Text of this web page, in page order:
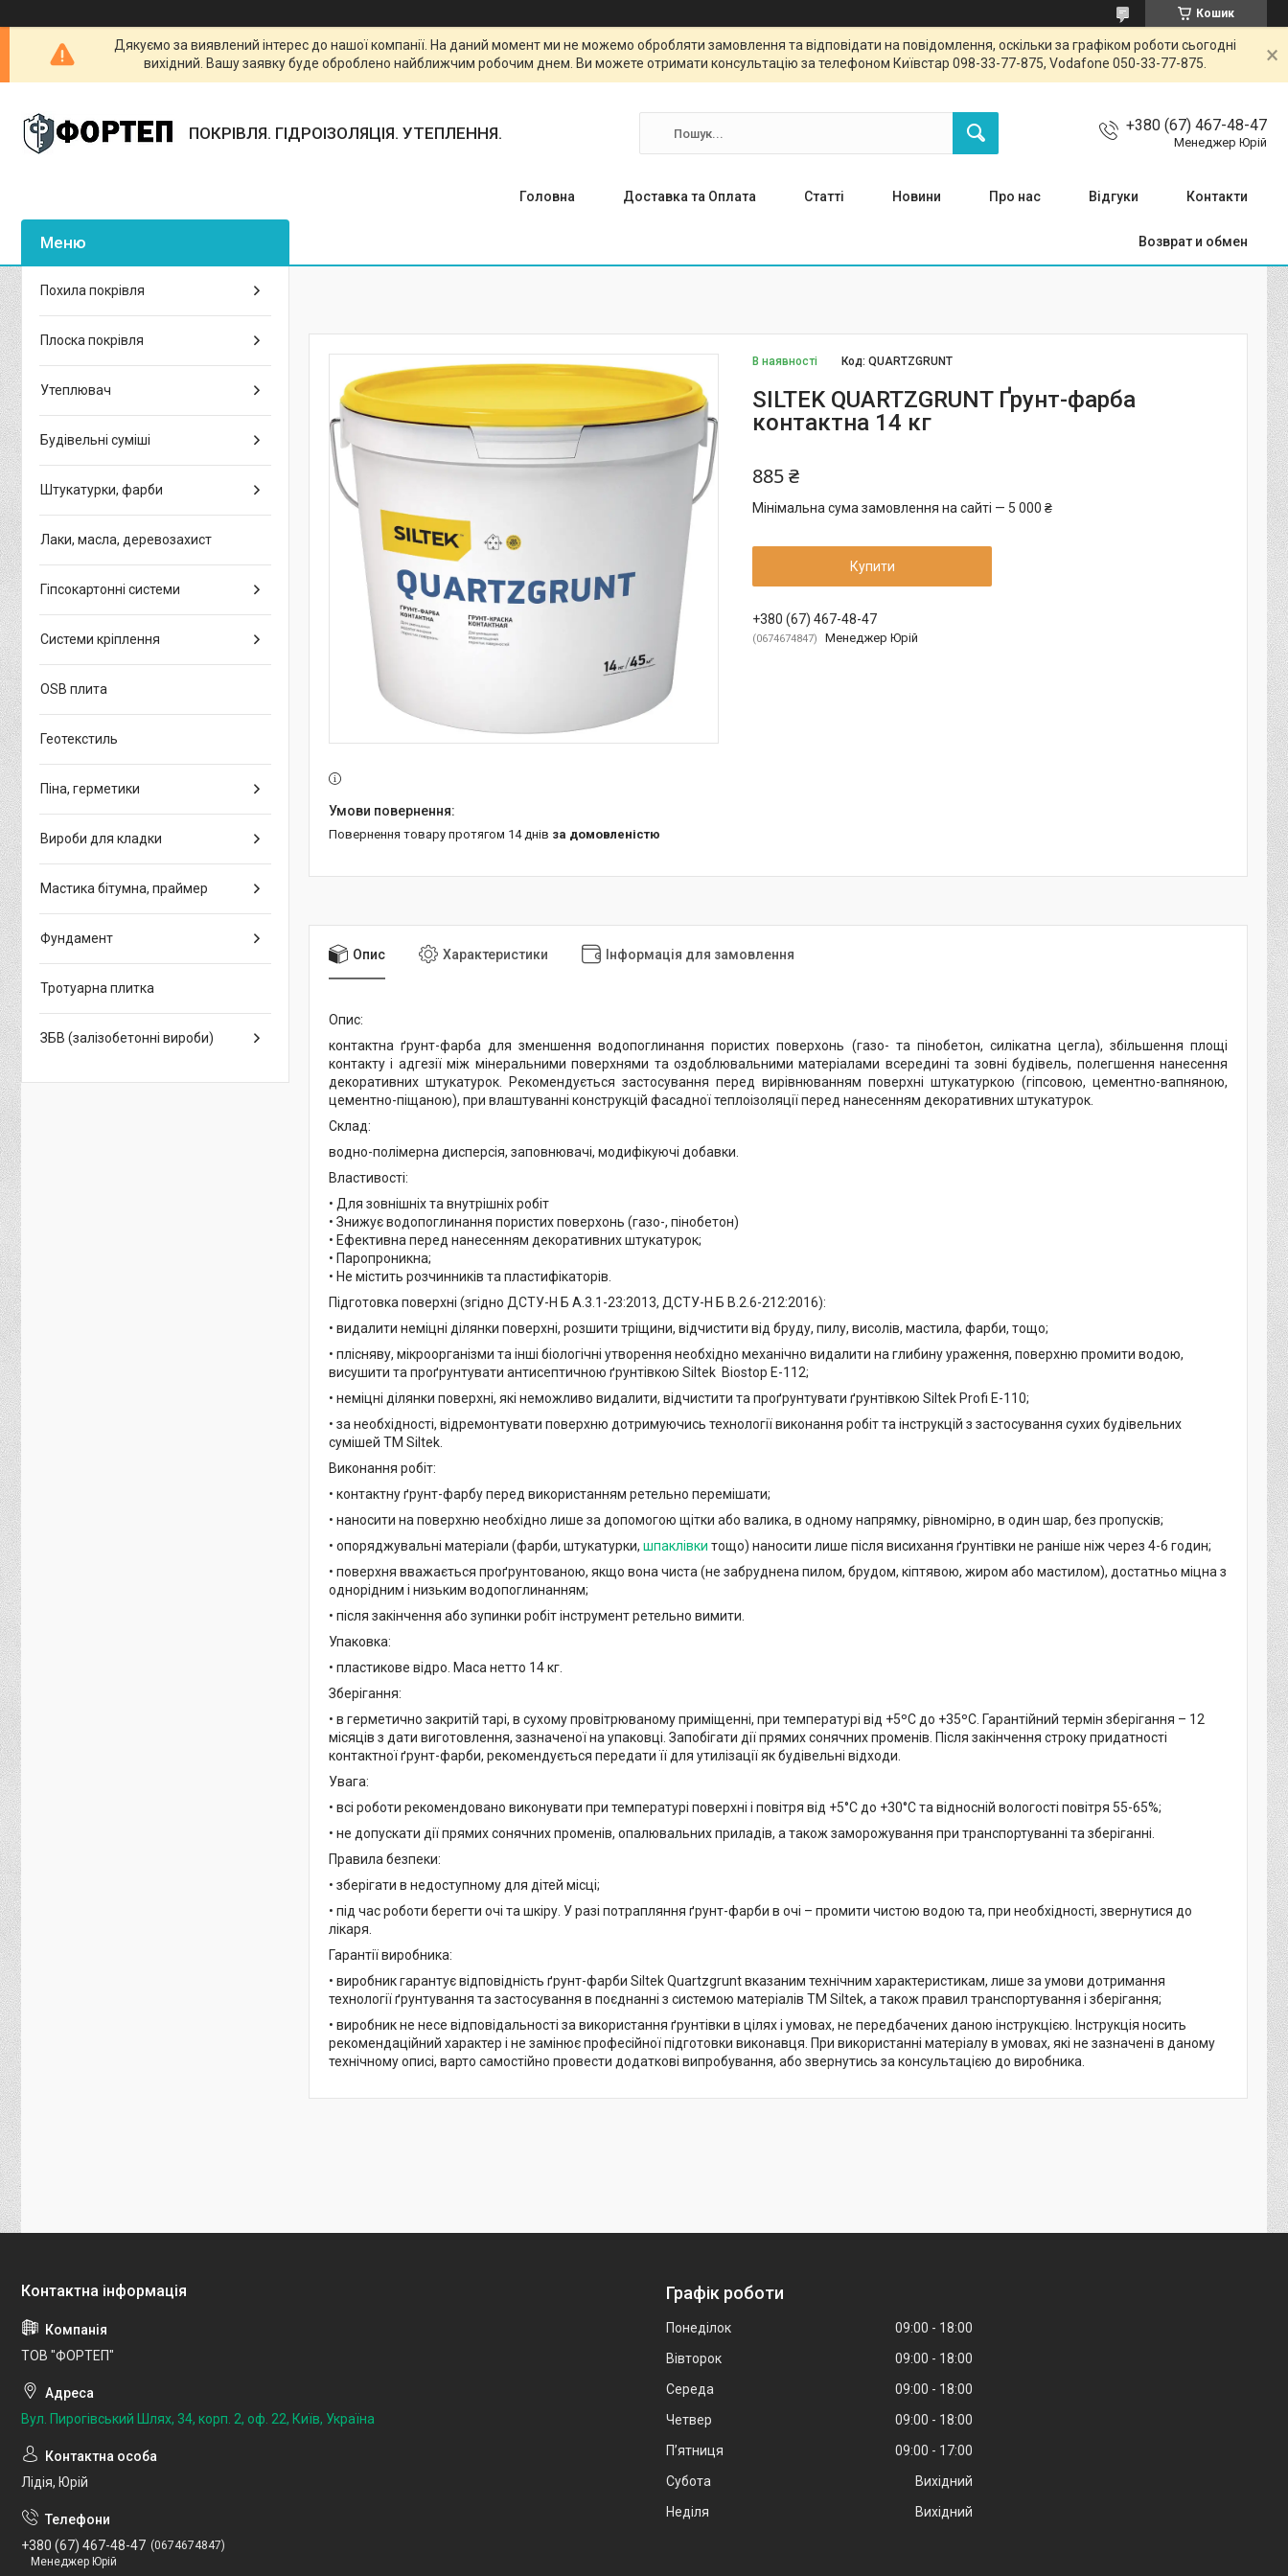
Кошик
Дякуємо за виявлений інтерес до нашої компанії. На даний момент ми не можемо обробляти замовлення та відповідати на повідомлення, оскільки за графіком роботи сьогодні
вихідний. Вашу заявку буде оброблено найближчим робочим днем. Ви можете отримати консультацію за телефоном Київстар 098-33-77-875, Vodafone 050-33-77-875.
ПОКРІВЛЯ. ГІДРОІЗОЛЯЦІЯ. УТЕПЛЕННЯ. +380 (67) 467-48-47
Менеджер Юрій
Головна Доставка та Оплата Статті Новини Про нас Відгуки Контакти
Возврат и обмен
В наявності Код:QUARTZGRUNT
SILTEK QUARTZGRUNT Ґрунт-фарба
контактна 14 кг
885 ₴
Мінімальна сума замовлення на сайті — 5 000 ₴
Купити
+380 (67) 467-48-47
0674674847 Менеджер Юрій
повернення товару протягом 14 днів за домовленістю
Опис Характеристики Інформація для замовлення
Опис:
контактна ґрунт-фарба для зменшення водопоглинання пористих поверхонь (газо- та пінобетон, силікатна цегла), збільшення площі
контакту і адгезії між мінеральними поверхнями та оздоблювальними матеріалами всередині та зовні будівель, полегшення нанесення
декоративних штукатурок. Рекомендується застосування перед вирівнюванням поверхні штукатуркою (гіпсовою, цементно-вапняною,
цементно-піщаною), при влаштуванні конструкцій фасадної теплоізоляції перед нанесенням декоративних штукатурок.
Склад:
водно-полімерна дисперсія, заповнювачі, модифікуючі добавки.
Властивості:
• Для зовнішніх та внутрішніх робіт
• Знижує водопоглинання пористих поверхонь (газо-, пінобетон)
• Ефективна перед нанесенням декоративних штукатурок;
• Паропроникна;
• Не містить розчинників та пластифікаторів.
Підготовка поверхні (згідно ДСТУ-Н Б А.3.1-23:2013, ДСТУ-Н Б В.2.6-212:2016):
• видалити неміцні ділянки поверхні, розшити тріщини, відчистити від бруду, пилу, висолів, мастила, фарби, тощо;
• плісняву, мікроорганізми та інші біологічні утворення необхідно механічно видалити на глибину ураження, поверхню промити водою,
висушити та проґрунтувати антисептичною ґрунтівкою Siltek Biostop E-112;
• неміцні ділянки поверхні, які неможливо видалити, відчистити та проґрунтувати ґрунтівкою Siltek Profi E-110;
• за необхідності, відремонтувати поверхню дотримуючись технології виконання робіт та інструкцій з застосування сухих будівельних
сумішей ТМ Siltek.
Виконання робіт:
• контактну ґрунт-фарбу перед використанням ретельно перемішати;
• наносити на поверхню необхідно лише за допомогою щітки або валика, в одному напрямку, рівномірно, в один шар, без пропусків;
• опоряджувальні матеріали (фарби, штукатурки, шпаклівки тощо) наносити лише після висихання ґрунтівки не раніше ніж через 4-6 годин;
• поверхня вважається проґрунтованою, якщо вона чиста (не забруднена пилом, брудом, кіптявою, жиром або мастилом), достатньо міцна з
однорідним і низьким водопоглинанням;
• після закінчення або зупинки робіт інструмент ретельно вимити.
Упаковка:
• пластикове відро. Маса нетто 14 кг.
Зберігання:
• в герметично закритій тарі, в сухому провітрюваному приміщенні, при температурі від +5ºС до +35ºС. Гарантійний термін зберігання – 12
місяців з дати виготовлення, зазначеної на упаковці. Запобігати дії прямих сонячних променів. Після закінчення строку придатності
контактної ґрунт-фарби, рекомендується передати її для утилізації як будівельні відходи.
Увага:
• всі роботи рекомендовано виконувати при температурі поверхні і повітря від +5°С до +30°С та відносній вологості повітря 55-65%;
• не допускати дії прямих сонячних променів, опалювальних приладів, а також заморожування при транспортуванні та зберіганні.
Правила безпеки:
• зберігати в недоступному для дітей місці;
• під час роботи берегти очі та шкіру. У разі потрапляння ґрунт-фарби в очі – промити чистою водою та, при необхідності, звернутися до
лікаря.
Гарантії виробника:
• виробник гарантує відповідність ґрунт-фарби Siltek Quartzgrunt вказаним технічним характеристикам, лише за умови дотримання
технології ґрунтування та застосування в поєднанні з системою матеріалів ТМ Siltek, а також правил транспортування і зберігання;
• виробник не несе відповідальності за використання ґрунтівки в цілях і умовах, не передбачених даною інструкцією. Інструкція носить
рекомендаційний характер і не замінює професійної підготовки виконавця. При використанні матеріалу в умовах, які не зазначені в даному
технічному описі, варто самостійно провести додаткові випробування, або звернутись за консультацією до виробника.
Похила покрівля
Плоска покрівля
Утеплювач
Будівельні суміші
Штукатурки, фарби
Лаки, масла, деревозахист
Гіпсокартонні системи
Системи кріплення
OSB плита
Геотекстиль
Піна, герметики
Вироби для кладки
Мастика бітумна, праймер
Фундамент
Тротуарна плитка
ЗБВ (залізобетонні вироби)
ТОВ "ФОРТЕП"
Вул. Пирогівський Шлях, 34, корп. 2, оф. 22, Київ, Україна
Лідія, Юрій
+380 (67) 467-48-47
0674674847
Менеджер Юрій
Графік роботи
Понеділок 09:00
18:00
Вівторок
09:00
18:00
Середа
09:00
18:00
Четвер
09:00
18:00
Пʼятниця
09:00
17:00
Субота
Вихідний
Неділя
Вихідний